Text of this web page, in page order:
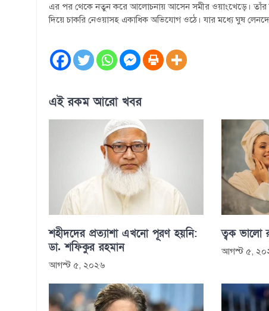
এর পর থেকে নতুন করে আলোচনায় আসেন সমীর ওয়াংখেড়ে। তাঁর
দিয়ে চাকরি নেওয়াসহ একাধিক অভিযোগ ওঠে। যার মধ্যে ঘুষ
এই রকম আরো খবর
শহীদদের প্রত্যাশা এখনো পূরণ হয়নি:
ডা. শফিকুর রহমান
আগস্ট ৫, ২০২৬
ত্বক ভালো
আগস্ট ৫,